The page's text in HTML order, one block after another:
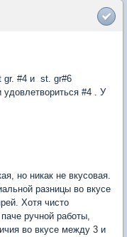
gr. #4 и st. gr#6
#4 . У
но никак не вкусовая.
разницы во вкусе
Хотя чисто
ручной работы,
во вкусе между 3 и